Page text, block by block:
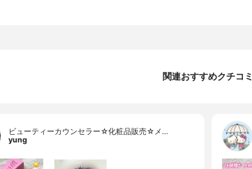
関連おすすめクチコミ
ビューティーカウンセラー☆化粧品販売☆メ…
yung